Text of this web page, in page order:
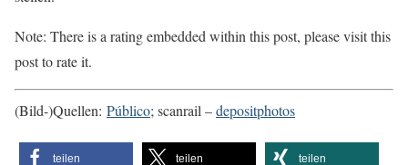
Note: There is a rating embedded within this post, please visit this
post to rate it.
(Bild-)Quellen: Público; scanrail –depositphotos
teilen teilen teilen